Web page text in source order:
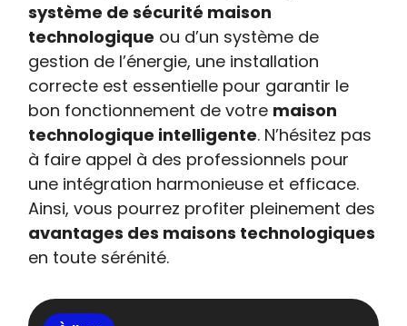
système de sécurité maison
technologique ou d’un système de
gestion de l’énergie, une installation
correcte est essentielle pour garantir le
bon fonctionnement de votre maison
technologique intelligente. N’hésitez pas
à faire appel à des professionnels pour
une intégration harmonieuse et efficace.
Ainsi, vous pourrez profiter pleinement des
avantages des maisons technologiques
en toute sérénité.